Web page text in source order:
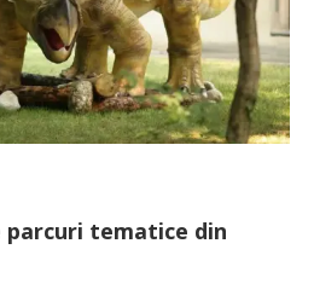
parcuri tematice din